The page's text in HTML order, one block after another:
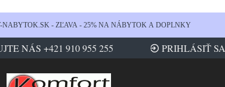
NABYTOK.SK - ZĽAVA - 25% NA NÁBYTOK A DOPLNKY
NÁS +421 910 955 255 PRIHLÁSIŤ SA